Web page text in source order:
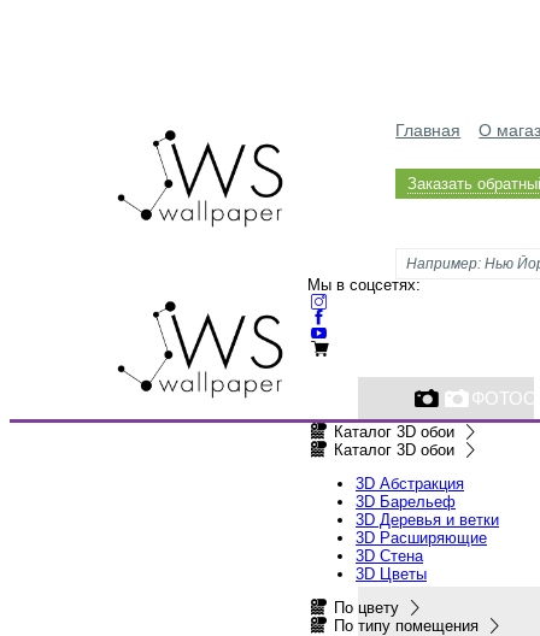
Главная О
Заказать
Мы в соцсетях:
Каталог 3D обои
Каталог 3D обои
3D Абстракция
3D Барельеф
3D Деревья и ветки
3D Расширяющие
3D Стена
3D Цветы
По цвету
По типу помещения